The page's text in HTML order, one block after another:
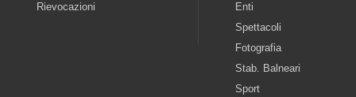
Rievocazioni
Enti
Spettacoli
Fotografia
Stab. Balneari
Sport